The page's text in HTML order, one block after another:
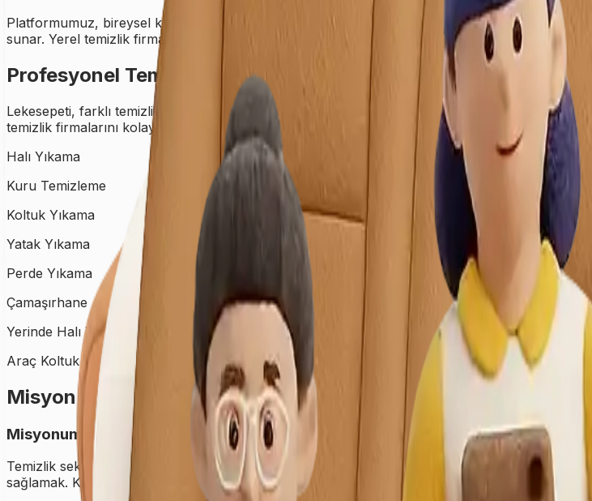
Platformumuz, bireysel kullanıcıların kaliteli, hızlı ve güvenilir temizlik hizmetlerine kolayca
sunar. Yerel temizlik firmaları artık dijitalde daha görünür, daha erişilebilir ve daha rekabetçi.
Profesyonel Temizlik Hizmetlerimiz
Lekesepeti, farklı temizlik ihtiyaçlarına özel çözümler sunan temizlik firmalarını bünyesinde
temizlik firmalarını kolayca buluşturan sistemimiz sayesinde aşağıdaki hizmetler hızlı ve
Halı Yıkama
Kuru Temizleme
Koltuk Yıkama
Yatak Yıkama
Perde Yıkama
Çamaşırhane
Yerinde Halı Yıkama
Araç Koltuk Yıkama
Misyon & Vizyon
Misyonumuz
Temizlik sektöründe faaliyet gösteren yerel firmaların dijital dönüşümüne öncülük ederek,
sağlamak. Kullanıcılara da kaliteli, hızlı ve güvenilir temizlik hizmetlerini en kolay yoldan sunmak.